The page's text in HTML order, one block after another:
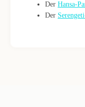
Der Hansa-
Der